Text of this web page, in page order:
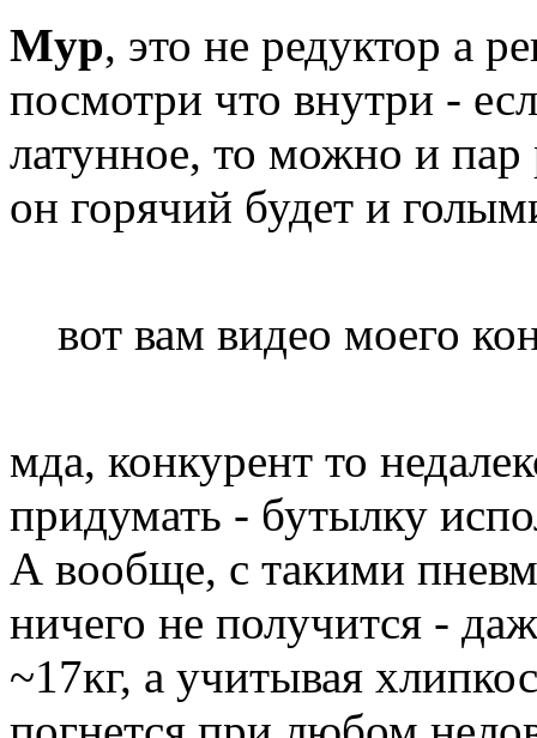
Myp, это не редуктор а
посмотри что внутри -
латунное, то можно и пар
он горячий будет и
вот вам видео моего
мда, конкурент то
придумать - бутылку
А вообще, с такими
ничего не получится -
~17кг, а учитывая